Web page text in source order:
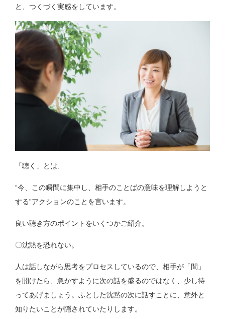
と、つくづく実感をしています。
「聴く」とは、
“今、この瞬間に集中し、相手のことばの意味を理解しようと
する”アクションのことを言います。
良い聴き方のポイントをいくつかご紹介。
〇沈黙を恐れない。
人は話しながら思考をプロセスしているので、相手が「間」
を開けたら、急かすように次の話を盛るのではなく、少し待
ってあげましょう。ふとした沈黙の次に話すことに、意外と
知りたいことが隠されていたりします。